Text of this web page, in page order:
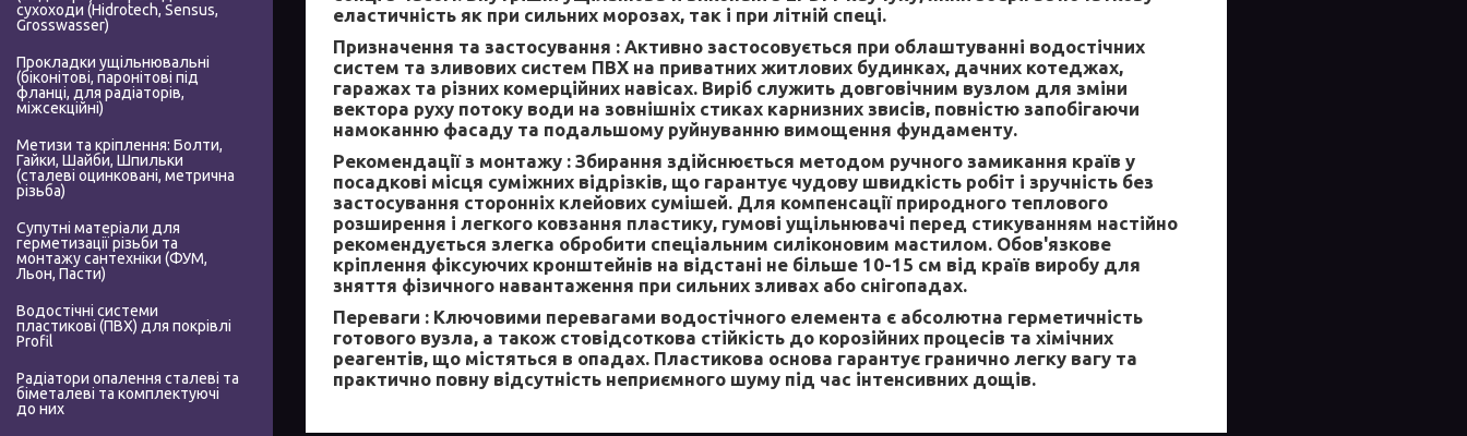
еластичність як при сильних морозах, так і при літній спеці.
Призначення та застосування : Активно застосовується при облаштуванні водостічних
систем та зливових систем ПВХ на приватних житлових будинках, дачних котеджах,
гаражах та різних комерційних навісах. Виріб служить довговічним вузлом для зміни
вектора руху потоку води на зовнішніх стиках карнизних звисів, повністю запобігаючи
намоканню фасаду та подальшому руйнуванню вимощення фундаменту.
Рекомендації з монтажу : Збирання здійснюється методом ручного замикання країв у
посадкові місця суміжних відрізків, що гарантує чудову швидкість робіт і зручність без
застосування сторонніх клейових сумішей. Для компенсації природного теплового
розширення і легкого ковзання пластику, гумові ущільнювачі перед стикуванням настійно
рекомендується злегка обробити спеціальним силіконовим мастилом. Обов'язкове
кріплення фіксуючих кронштейнів на відстані не більше 10-15 см від країв виробу для
зняття фізичного навантаження при сильних зливах або снігопадах.
Переваги : Ключовими перевагами водостічного елемента є абсолютна герметичність
готового вузла, а також стовідсоткова стійкість до корозійних процесів та хімічних
реагентів, що містяться в опадах. Пластикова основа гарантує гранично легку вагу та
практично повну відсутність неприємного шуму під час інтенсивних дощів.
сухоходи (Hidrotech, Sensus,
Grosswasser)
Прокладки ущільнювальні
(біконітові, паронітові під
фланці, для радіаторів,
міжсекційні)
Метизи та кріплення: Болти,
Гайки, Шайби, Шпильки
(сталеві оцинковані, метрична
різьба)
Супутні матеріали для
герметизації різьби та
монтажу сантехніки (ФУМ,
Льон, Пасти)
Водостічні системи
пластикові (ПВХ) для покрівлі
Profil
Радіатори опалення сталеві та
біметалеві та комплектуючі
до них